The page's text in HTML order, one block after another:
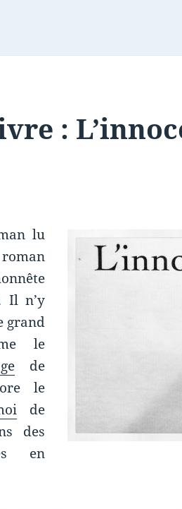
:
lu
Il n’y
grand
le
de
le
de
des
en